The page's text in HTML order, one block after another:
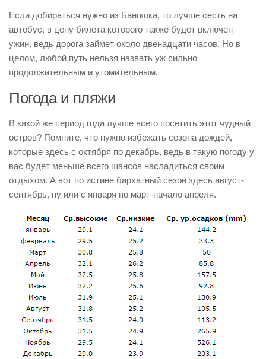
Если добираться нужно из Бангкока, то лучше сесть на
автобус, в цену билета которого также будет включен
ужин, ведь дорога займет около двенадцати часов. Но в
целом, любой путь нельзя назвать уж сильно
продолжительным и утомительным.
Погода и пляжи
В какой же период года лучше всего посетить этот чудный
остров? Помните, что нужно избежать сезона дождей,
которые здесь с октября по декабрь, ведь в такую погоду у
вас будет меньше всего шансов насладиться своим
отдыхом. А вот по истине бархатный сезон здесь август-
сентябрь, ну или с января по март-начало апреля.